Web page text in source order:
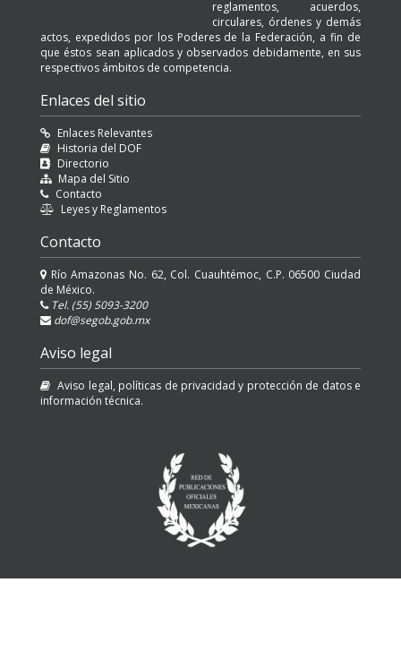
reglamentos, acuerdos,
circulares, órdenes y demás
actos, expedidos por los Poderes de la Federación, a fin de
que éstos sean aplicados y observados debidamente, en sus
respectivos ámbitos de competencia.
Enlaces del sitio
Enlaces Relevantes
Historia del DOF
Directorio
Mapa del Sitio
Contacto
Leyes y Reglamentos
Contacto
Río Amazonas No. 62, Col. Cuauhtémoc, C.P. 06500 Ciudad
de México.
Tel. (55) 5093-3200
dof@segob.gob.mx
Aviso legal
Aviso legal, políticas de privacidad y protección de datos e
información técnica.